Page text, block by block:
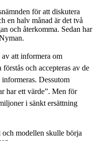
för att diskutera
en halv månad är det två
och återkomma. Sedan har
att informera om
och accepteras av de
Dessutom
har ett värde”. Men för
i sänkt ersättning
modellen skulle börja